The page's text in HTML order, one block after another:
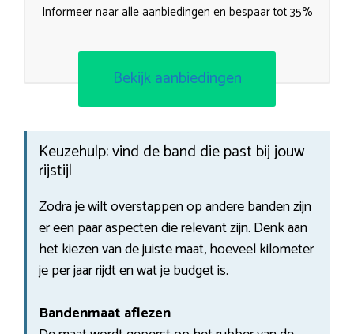
Informeer naar alle aanbiedingen en bespaar tot 35%
Bekijk aanbiedingen
Keuzehulp: vind de band die past bij jouw
rijstijl
Zodra je wilt overstappen op andere banden zijn
er een paar aspecten die relevant zijn. Denk aan
het kiezen van de juiste maat, hoeveel kilometer
je per jaar rijdt en wat je budget is.
Bandenmaat aflezen